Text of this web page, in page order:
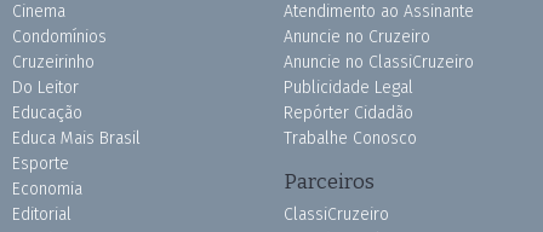
Cinema
Condomínios
Cruzeirinho
Do Leitor
Educação
Educa Mais Brasil
Esporte
Economia
Editorial
Atendimento ao Assinante
Anuncie no Cruzeiro
Anuncie no ClassiCruzeiro
Publicidade Legal
Repórter Cidadão
Trabalhe Conosco
Parceiros
ClassiCruzeiro